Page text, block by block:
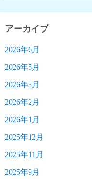
アーカイブ
2026年6月
2026年5月
2026年3月
2026年2月
2026年1月
2025年12月
2025年11月
2025年9月